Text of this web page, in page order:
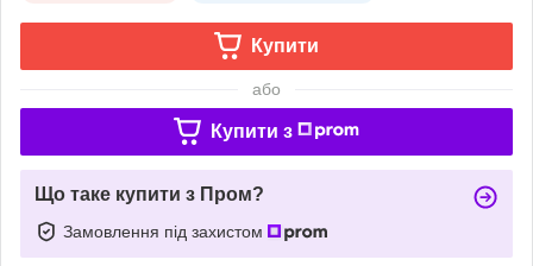
Купити
або
Купити з
Що таке купити з Пром?
Замовлення під захистом